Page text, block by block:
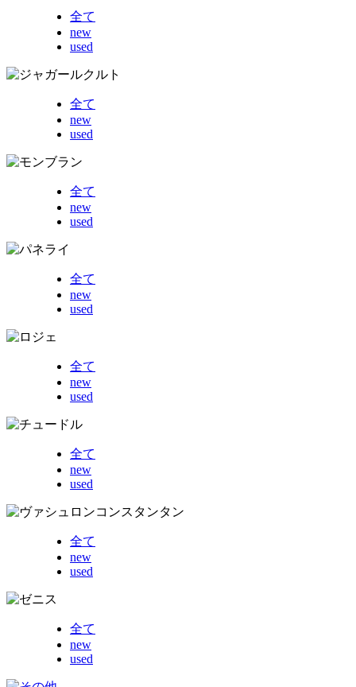
全て
new
used
全て
new
used
全て
new
used
全て
new
used
全て
new
used
全て
new
used
全て
new
used
全て
new
used